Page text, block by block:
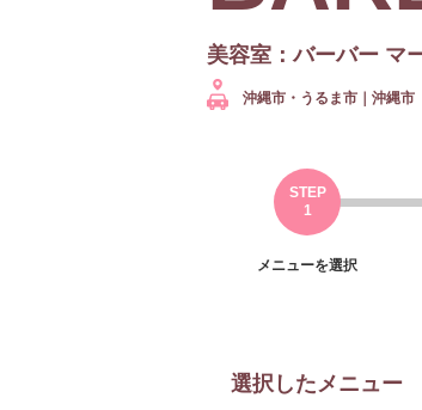
美容室：バーバー マ
沖縄市・うるま市｜沖縄市
メニューを選択
選択したメニュー